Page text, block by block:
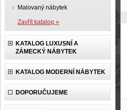
Malovaný nábytek
Zavřít katalog »
KATALOG LUXUSNÍ A
ZÁMECKÝ NÁBYTEK
KATALOG MODERNÍ NÁBYTEK
DOPORUČUJEME